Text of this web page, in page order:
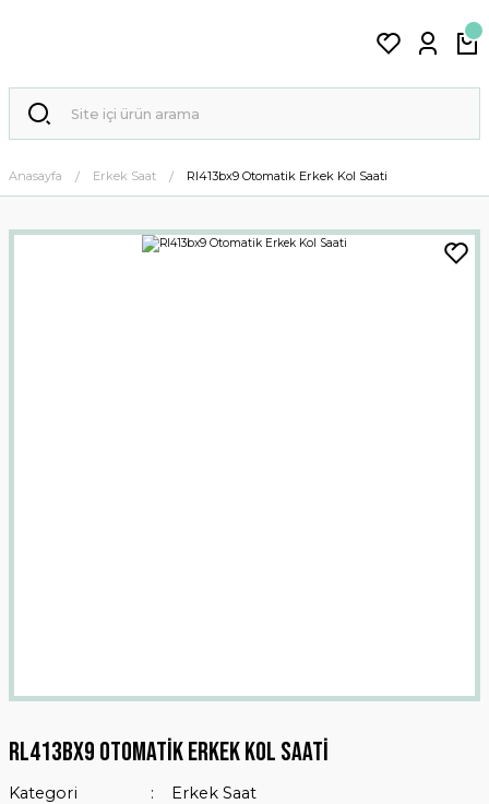
Anasayfa Erkek Saat Rl413bx9 Otomatik Erkek Kol Saati
Rl413bx9 Otomatik Erkek Kol Saati
Kategori
Erkek Saat